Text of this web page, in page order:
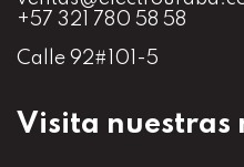
+57 321 780 58 58
Calle 92#101-5
Visita nuestras